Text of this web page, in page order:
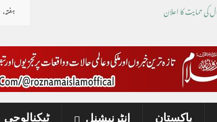
ہفتہ،
پاکستان انٹرنیشنل ٹیکنالوجی